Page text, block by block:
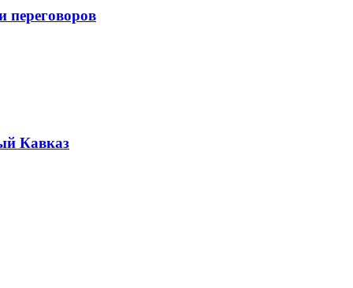
переговоров
Кавказ